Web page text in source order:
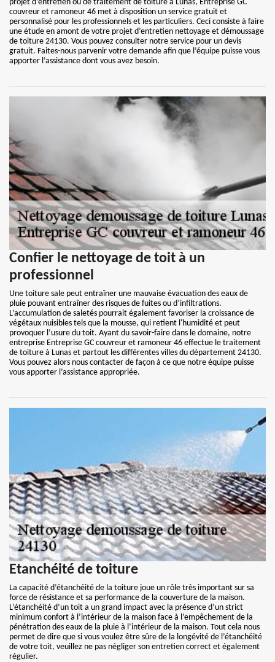
projet d’entretien ou de traitement de toiture à Lunas, Entreprise GC
couvreur et ramoneur 46 met à disposition un service gratuit et
personnalisé pour les professionnels et les particuliers. Ceci consiste à faire
une étude en amont de votre projet d’entretien nettoyage et démoussage
de toiture 24130. Vous pouvez consulter notre service pour un devis
gratuit. Faites-nous parvenir votre demande afin que l’équipe puisse vous
apporter l’assistance dont vous avez besoin.
Confier le nettoyage de toit à un
professionnel
Une toiture sale peut entraîner une mauvaise évacuation des eaux de
pluie pouvant entraîner des risques de fuites ou d’infiltrations.
L’accumulation de saletés pourrait également favoriser la croissance de
végétaux nuisibles tels que la mousse, qui retient l'humidité et peut
provoquer l’usure du toit. Ayant du savoir-faire dans le domaine, notre
entreprise Entreprise GC couvreur et ramoneur 46 effectue le traitement
de toiture à Lunas et partout les différentes villes du département 24130.
Vous pouvez alors nous contacter de façon à ce que notre équipe puisse
vous apporter l’assistance appropriée.
Etanchéité de toiture
La capacité d’étanchéité de la toiture joue un rôle très important sur sa
force de résistance et sa performance de la couverture de la maison.
L’étanchéité d’un toit a un grand impact avec la présence d’un strict
minimum confort à l’intérieur de la maison face à l’empêchement de la
pénétration des eaux de la pluie à l’intérieur de la maison. Tout cela nous
permet de dire que si vous voulez être sûre de la longévité de l’étanchéité
de votre toit, veuillez ne pas négliger son entretien correct et également
régulier.